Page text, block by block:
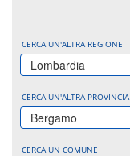
CERCA UN'ALTRA REGIONE
Lombardia
CERCA UN'ALTRA PROVINCIA
Bergamo
CERCA UN COMUNE